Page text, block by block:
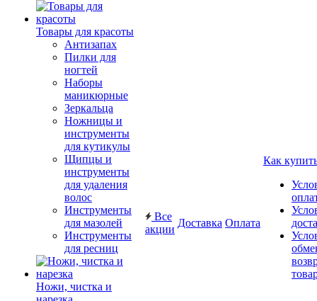
Товары для красоты
Антизапах
Пилки для
ногтей
Наборы
маникюрные
Зеркальца
Ножницы и
инструменты
для кутикулы
Щипцы и
инструменты
для удаления
волос
Инструменты
для мазолей
Инструменты
для ресниц
Ножи, чистка и
Все
акции
Доставка Оплата
Как